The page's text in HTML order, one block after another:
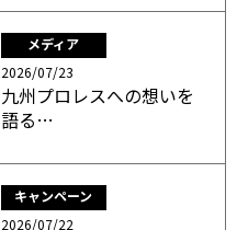
メディア
2026/07/23
九州プロレスへの想いを
語る…
キャンペーン
2026/07/22